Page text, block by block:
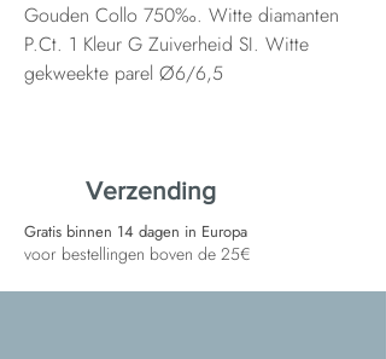
Gouden Collo 750‰. Witte diamanten
P.Ct. 1 Kleur G Zuiverheid SI. Witte
gekweekte parel Ø6/6,5
Verzending
Gratis binnen 14 dagen in Europa
voor bestellingen boven de 25€